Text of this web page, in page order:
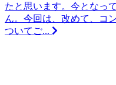
たと思います。今となっ
ん。今回は、改めて、コ
ついてご...